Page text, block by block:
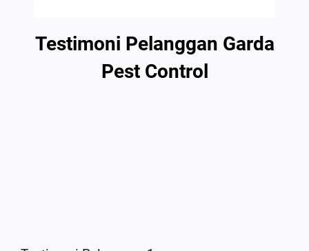
Testimoni Pelanggan Garda
Pest Control